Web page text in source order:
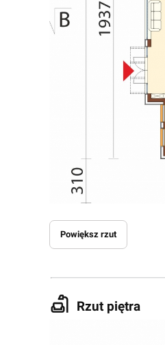
Powiększ rzut
Rzut piętra